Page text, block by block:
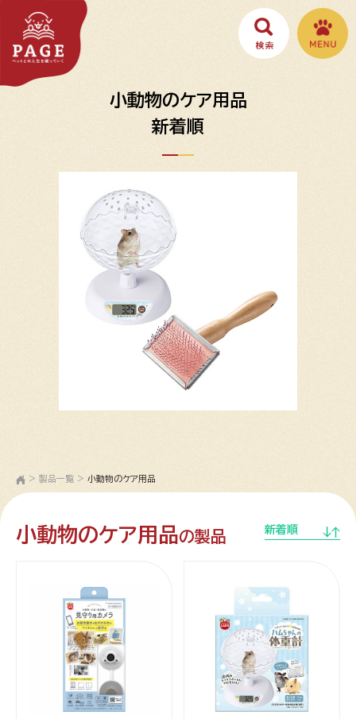
小動物のケア用品
新着順
> 製品一覧 > 小動物のケア用品
小動物のケア用品の製品 新着順